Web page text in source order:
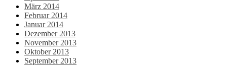
März 2014
Februar 2014
Januar 2014
Dezember 2013
November 2013
Oktober 2013
September 2013